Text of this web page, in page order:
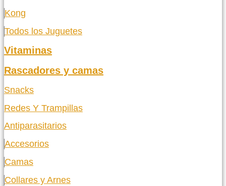
Kong
Todos los Juguetes
Vitaminas
Rascadores y camas
Snacks
Redes Y Trampillas
Antiparasitarios
Accesorios
Camas
Collares y Arnes